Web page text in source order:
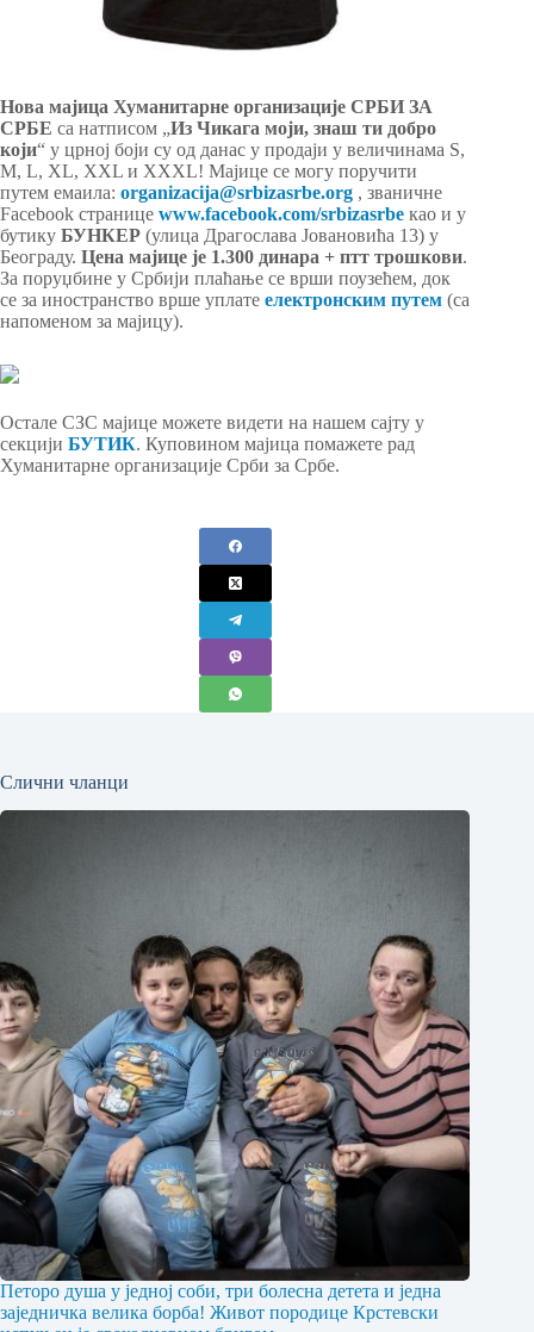
Новa мајицa Хуманитарне организације СРБИ ЗА
СРБЕ са натписом „Из Чикага моји, знаш ти добро
који“ у црној боји су од данас у продаји у величинама S,
M, L, XL, XXL и XXXL! Мајице се могу поручити
путем емаила: organizacija@srbizasrbe.org , званичне
Facebook странице www.facebook.com/srbizasrbe као и у
бутику БУНКЕР (улица Драгослава Јовановића 13) у
Београду. Цена мајице је 1.300 динара + птт трошкови.
За поруџбине у Србији плаћање се врши поузећем, док
се за иностранство врше уплате електронским путем (са
напоменом за мајицу).
Остале СЗС мајице можете видети на нашем сајту у
секцији БУТИК. Куповином мајица помажете рад
Хуманитарне организације Срби за Србе.
Слични чланци
Петоро душа у једној соби, три болесна детета и једна
заједничка велика борба! Живот породице Крстевски